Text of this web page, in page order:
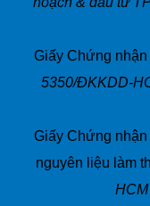
Giấy Chứng
5350/ĐKKDD-
Giấy Chứng
nguyên liệu làm